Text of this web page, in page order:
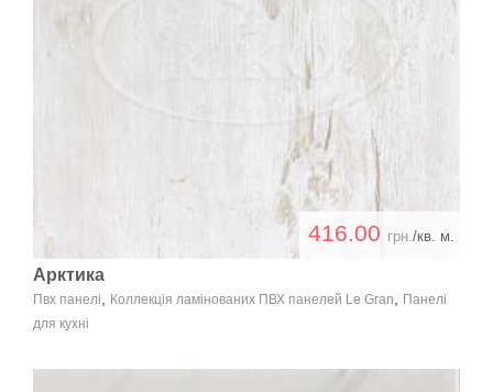
416.00 грн./кв. м.
Арктика
Пвх панелі Коллекція ламінованих ПВХ панелей Le Gran
Панелі
для кухні